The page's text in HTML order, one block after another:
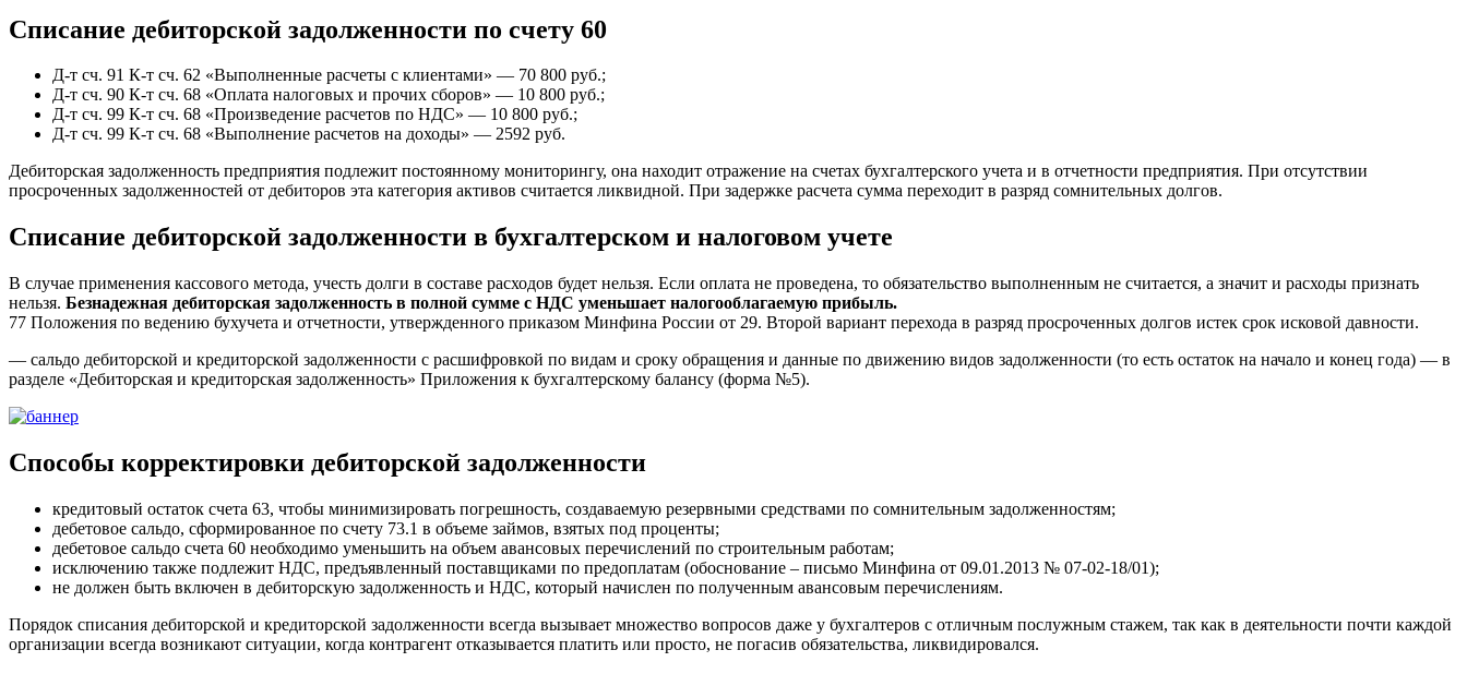
Списание дебиторской задолженности по счету 60
Д-т сч. 91 К-т сч. 62 «Выполненные расчеты с клиентами» — 70 800 руб.;
Д-т сч. 90 К-т сч. 68 «Оплата налоговых и прочих сборов» — 10 800 руб.;
Д-т сч. 99 К-т сч. 68 «Произведение расчетов по НДС» — 10 800 руб.;
Д-т сч. 99 К-т сч. 68 «Выполнение расчетов на доходы» — 2592 руб.
Дебиторская задолженность предприятия подлежит постоянному мониторингу, она находит отражение на счетах бухгалтерского учета и в отчетности предприятия. При отсутствии
просроченных задолженностей от дебиторов эта категория активов считается ликвидной. При задержке расчета сумма переходит в разряд сомнительных долгов.
Списание дебиторской задолженности в бухгалтерском и налоговом учете
В случае применения кассового метода, учесть долги в составе расходов будет нельзя. Если оплата не проведена, то обязательство выполненным не считается, а значит и расходы признать
нельзя. Безнадежная дебиторская задолженность в полной сумме с НДС уменьшает налогооблагаемую прибыль.
77 Положения по ведению бухучета и отчетности, утвержденного приказом Минфина России от 29. Второй вариант перехода в разряд просроченных долгов истек срок исковой давности.
— сальдо дебиторской и кредиторской задолженности с расшифровкой по видам и сроку обращения и данные по движению видов задолженности (то есть остаток на начало и конец года) — в
разделе «Дебиторская и кредиторская задолженность» Приложения к бухгалтерскому балансу (форма №5).
Способы корректировки дебиторской задолженности
кредитовый остаток счета 63, чтобы минимизировать погрешность, создаваемую резервными средствами по сомнительным задолженностям;
дебетовое сальдо, сформированное по счету 73.1 в объеме займов, взятых под проценты;
дебетовое сальдо счета 60 необходимо уменьшить на объем авансовых перечислений по строительным работам;
исключению также подлежит НДС, предъявленный поставщиками по предоплатам (обоснование – письмо Минфина от 09.01.2013 № 07-02-18/01);
не должен быть включен в дебиторскую задолженность и НДС, который начислен по полученным авансовым перечислениям.
Порядок списания дебиторской и кредиторской задолженности всегда вызывает множество вопросов даже у бухгалтеров с отличным послужным стажем, так как в деятельности почти каждой
организации всегда возникают ситуации, когда контрагент отказывается платить или просто, не погасив обязательства, ликвидировался.